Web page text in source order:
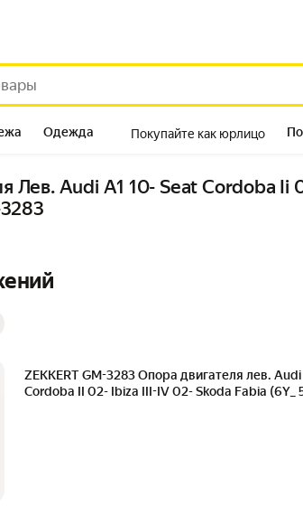
Одежда Покупайте как юрлицо
Лев. Audi A1 10- Seat Cordoba Ii
ZEKKERT GM-3283 Опора двигателя лев. Audi
Cordoba II 02- Ibiza III-IV 02- Skoda Fabia (6Y_